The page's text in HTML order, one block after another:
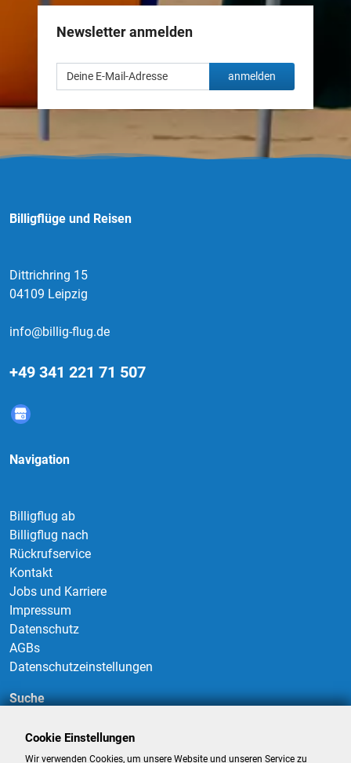
Newsletter anmelden
anmelden
Billigflüge und Reisen
Dittrichring 15
04109 Leipzig
info@billig-flug.de
+49 341 221 71 507
Navigation
Billigflug ab
Billigflug nach
Rückrufservice
Kontakt
Jobs und Karriere
Impressum
Datenschutz
AGBs
Datenschutzeinstellungen
Suche
Cookie Einstellungen
Wir verwenden Cookies, um unsere Website und unseren Service zu